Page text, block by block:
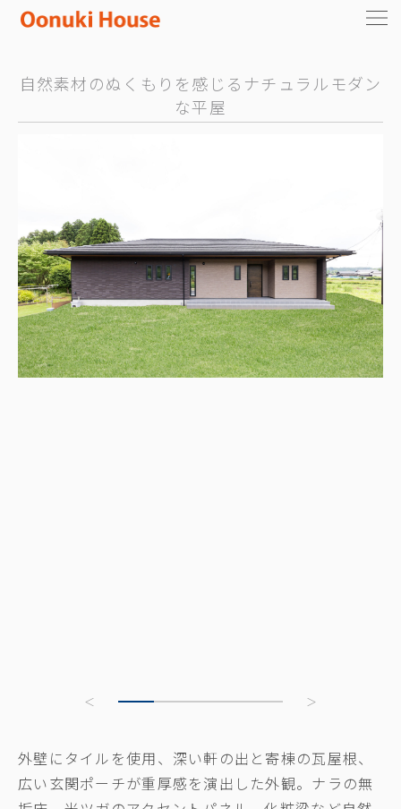
自然素材のぬくもりを感じるナチュラルモダン
な平屋
外壁にタイルを使用、深い軒の出と寄棟の瓦屋根、
広い玄関ポーチが重厚感を演出した外観。ナラの無